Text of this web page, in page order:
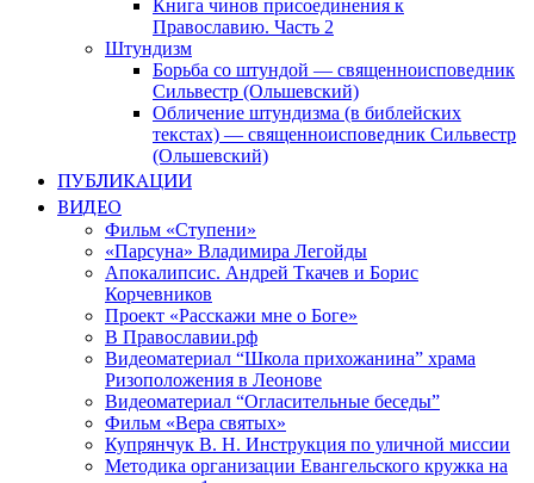
Книга чинов присоединения к
Православию. Часть 2
Штундизм
Борьба со штундой — священноисповедник
Сильвестр (Ольшевский)
Обличение штундизма (в библейских
текстах) — священноисповедник Сильвестр
(Ольшевский)
ПУБЛИКАЦИИ
ВИДЕО
Фильм «Ступени»
«Парсуна» Владимира Легойды
Апокалипсис. Андрей Ткачев и Борис
Корчевников
Проект «Расскажи мне о Боге»
В Православии.рф
Видеоматериал “Школа прихожанина” храма
Ризоположения в Леонове
Видеоматериал “Огласительные беседы”
Фильм «Вера святых»
Купрянчук В. Н. Инструкция по уличной миссии
Методика организации Евангельского кружка на